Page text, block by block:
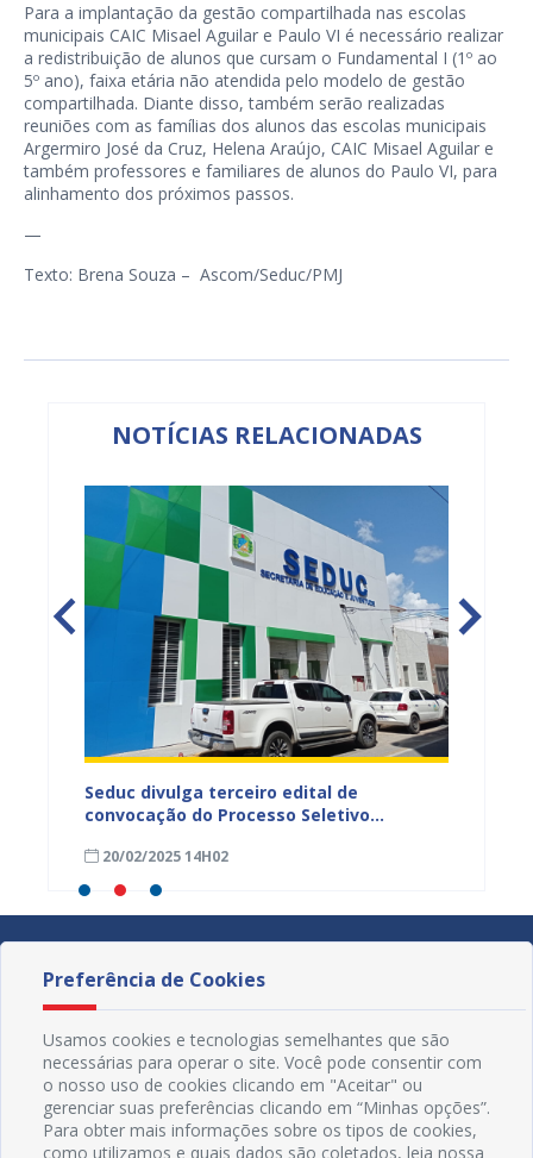
Para a implantação da gestão compartilhada nas escolas
municipais CAIC Misael Aguilar e Paulo VI é necessário realizar
a redistribuição de alunos que cursam o Fundamental I (1º ao
5º ano), faixa etária não atendida pelo modelo de gestão
compartilhada. Diante disso, também serão realizadas
reuniões com as famílias dos alunos das escolas municipais
Argermiro José da Cruz, Helena Araújo, CAIC Misael Aguilar e
também professores e familiares de alunos do Paulo VI, para
alinhamento dos próximos passos.
—
Texto: Brena Souza – Ascom/Seduc/PMJ
NOTÍCIAS RELACIONADAS
Seduc divulga terceiro edital de
convocação do Processo Seletivo
20/02/2025 14H02
Preferência de Cookies
Usamos cookies e tecnologias semelhantes que são
necessárias para operar o site. Você pode consentir com
o nosso uso de cookies clicando em "Aceitar" ou
gerenciar suas preferências clicando em “Minhas opções”.
Para obter mais informações sobre os tipos de cookies,
como utilizamos e quais dados são coletados, leia nossa